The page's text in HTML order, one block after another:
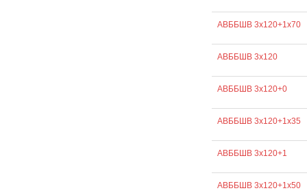
АВББШВ 3х120+1х70
АВББШВ 3х120
АВББШВ 3х120+0
АВББШВ 3х120+1х35
АВББШВ 3х120+1
АВББШВ 3х120+1х50